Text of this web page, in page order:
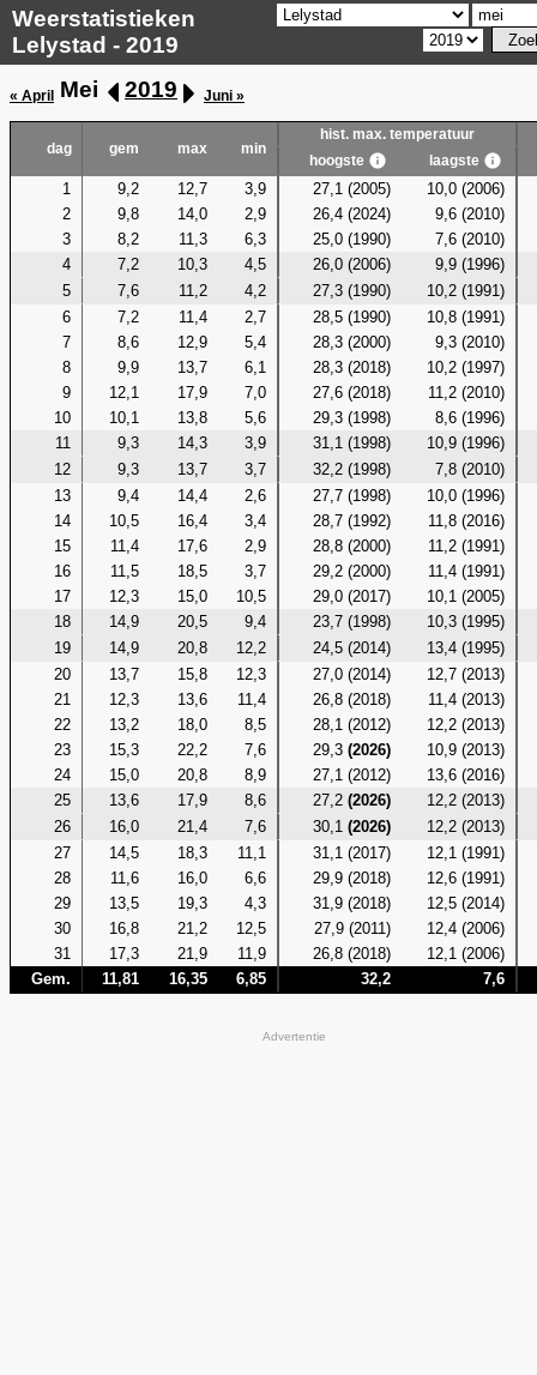
Weerstatistieken
Lelystad - 2019
« April Mei 2019 Juni »
dag gem max min
hist. max. temperatuur
hoogste
laagste
1 9,2 12,7 3,9 27,1 (2005)
10,0 (2006)
2
9,8 14,0 2,9 26,4 (2024)
9,6 (2010)
3
8,2 11,3 6,3 25,0 (1990)
7,6 (2010)
4
7,2 10,3 4,5 26,0 (2006)
9,9 (1996)
5
7,6 11,2 4,2 27,3 (1990)
10,2 (1991)
6
7,2 11,4 2,7 28,5 (1990)
10,8 (1991)
7
8,6 12,9 5,4 28,3 (2000)
9,3 (2010)
8
9,9 13,7 6,1 28,3 (2018)
10,2 (1997)
9
12,1 17,9 7,0 27,6 (2018)
11,2 (2010)
10
10,1 13,8 5,6 29,3 (1998)
8,6 (1996)
11
9,3 14,3 3,9 31,1 (1998)
10,9 (1996)
12
9,3 13,7 3,7 32,2 (1998)
7,8 (2010)
13
9,4 14,4 2,6 27,7 (1998)
10,0 (1996)
14
10,5 16,4 3,4 28,7 (1992)
11,8 (2016)
15
11,4 17,6 2,9 28,8 (2000)
11,2 (1991)
16
11,5 18,5 3,7 29,2 (2000)
11,4 (1991)
17
12,3 15,0 10,5 29,0 (2017)
10,1 (2005)
18
14,9 20,5 9,4 23,7 (1998)
10,3 (1995)
19
14,9 20,8 12,2 24,5 (2014)
13,4 (1995)
20
13,7 15,8 12,3 27,0 (2014)
12,7 (2013)
21
12,3 13,6 11,4 26,8 (2018)
11,4 (2013)
22
13,2 18,0 8,5 28,1 (2012)
12,2 (2013)
23
15,3 22,2 7,6 29,3(2026)
10,9 (2013)
24
15,0 20,8 8,9 27,1 (2012)
13,6 (2016)
25
13,6 17,9 8,6 27,2(2026)
12,2 (2013)
26
16,0 21,4 7,6 30,1(2026)
12,2 (2013)
27
14,5 18,3 11,1 31,1 (2017)
12,1 (1991)
28
11,6 16,0 6,6 29,9 (2018)
12,6 (1991)
29
13,5 19,3 4,3 31,9 (2018)
12,5 (2014)
30
16,8 21,2 12,5 27,9 (2011)
12,4 (2006)
31
17,3 21,9 11,9 26,8 (2018)
12,1 (2006)
Gem.
11,81 16,35 6,85 32,2 7,6
Advertentie